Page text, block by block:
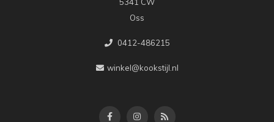
Oss
0412-486215
winkel@kookstijl.nl